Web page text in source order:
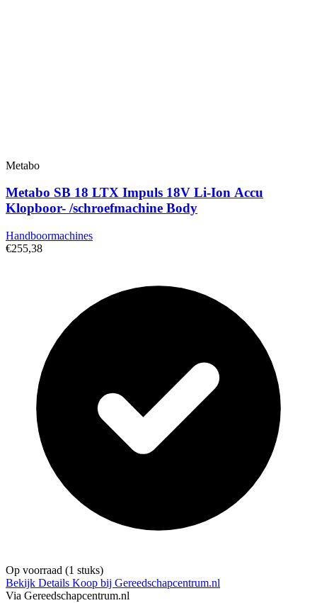
Metabo
Metabo SB 18 LTX Impuls 18V Li-Ion Accu
Klopboor- /schroefmachine Body
Handboormachines
€255,38
Op voorraad (1 stuks)
Bekijk Details Koop bij Gereedschapcentrum.nl
Via Gereedschapcentrum.nl